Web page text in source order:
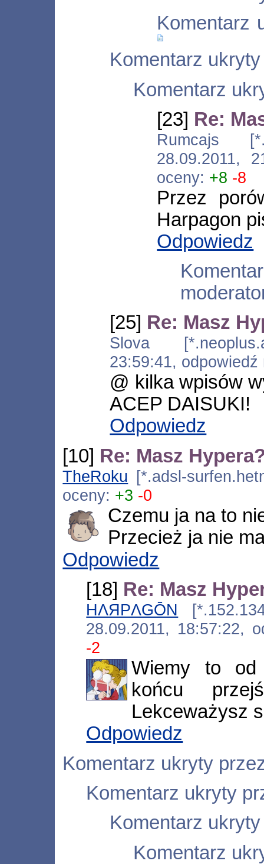
Komentarz
Komentarz
Komentarz
[23] Re:
Rumcajs
28.09.2011,
oceny: +8 -8
Przez
Harpagon
Odpowiedz
[25] Re: Masz
Slova
23:59:41,
@ kilka wpisów
ACEP DAISUKI!
Odpowiedz
[10] Re: Masz
TheRoku [*.adsl-
oceny: +3 -0
Czemu ja na to
Przecież ja nie
Odpowiedz
[18] Re: Masz
HΛЯPΛGŌN
28.09.2011, 18:57:22,
-2
Wiemy to od
końcu
Lekceważysz
Odpowiedz
Komentarz ukryty
Komentarz ukryty
Komentarz
Komentarz